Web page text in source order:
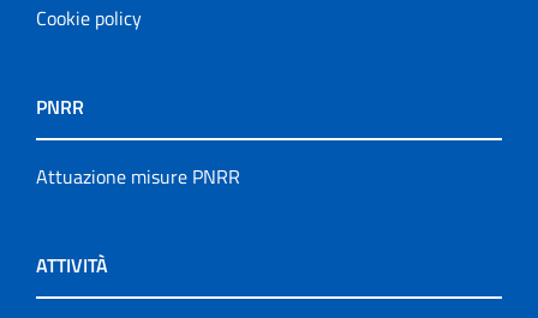
Cookie policy
PNRR
Attuazione misure PNRR
ATTIVITÀ